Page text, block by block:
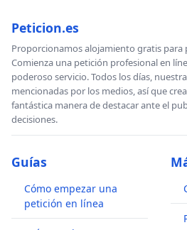
Peticion.es
Proporcionamos alojamiento gratis para
Comienza una petición profesional en
poderoso servicio. Todos los días,
mencionadas por los medios, así que
fantástica manera de destacar ante el
decisiones.
Guías
Cómo empezar una
petición en línea